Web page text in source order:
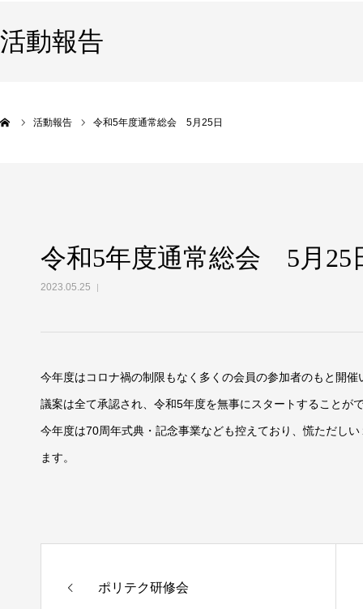
活動報告
活動報告 令和5年度通常総会 5月25日
令和5年度通常総会 5月25
2023.05.25
今年度はコロナ禍の制限もなく多くの会員の参加者のもと開催
議案は全て承認され、令和5年度を無事にスタートすることが
今年度は70周年式典・記念事業なども控えており、慌ただし
ます。
ポリテク研修会